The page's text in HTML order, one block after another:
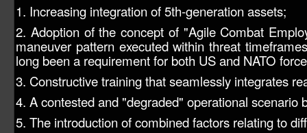
1. Increasing integration of 5th-generation assets;
2. Adoption of the concept of "Agile Combat
maneuver pattern executed within threat
long been a requirement for both US and NATO
3. Constructive training that seamlessly integrates
4. A contested and "degraded" operational scenario
5. The introduction of combined factors relating to